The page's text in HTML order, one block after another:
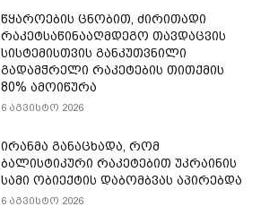
წყაროების ცნობით, ძირითადი
რაკეტსაწინააღმდეგო თავდაცვის
სისტემისთვის განკუთვნილი
გადამჭრელი რაკეტების თითქმის
80% ამოიწურა
6 აგვისტო 2026
ირანმა განაცხადა, რომ
ბალისტიკური რაკეტებით უკრაინის
სამი ობიექტის დაბომბვას აპირებდა
6 აგვისტო 2026